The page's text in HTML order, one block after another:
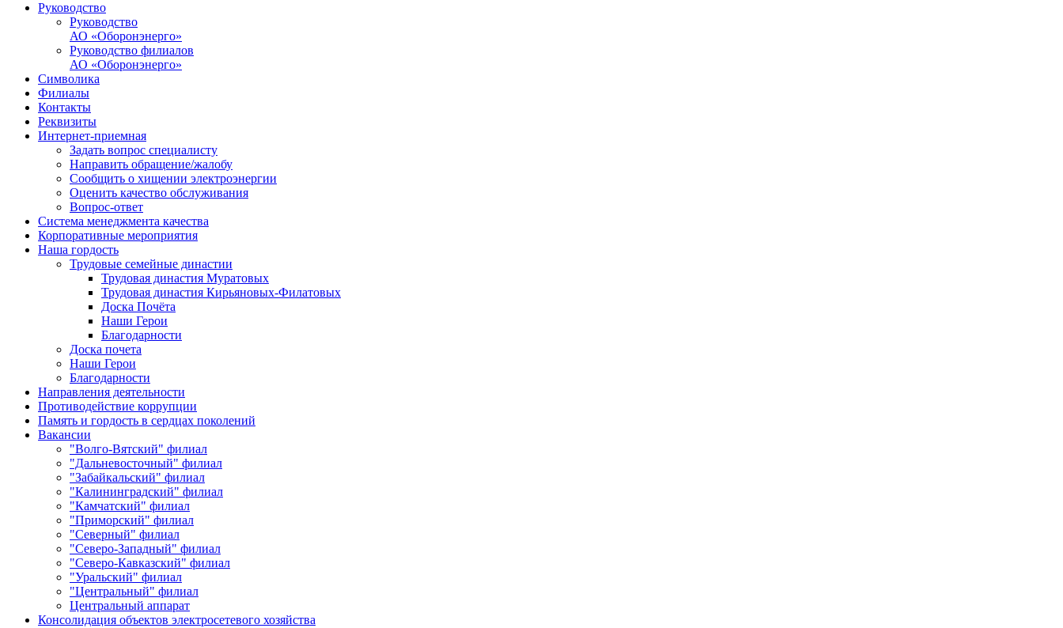
Руководство
Руководство
АО «Оборонэнерго»
Руководство филиалов
АО «Оборонэнерго»
Символика
Филиалы
Контакты
Реквизиты
Интернет-приемная
Задать вопрос специалисту
Направить обращение/жалобу
Сообщить о хищении электроэнергии
Оценить качество обслуживания
Вопрос-ответ
Система менеджмента качества
Корпоративные мероприятия
Наша гордость
Трудовые семейные династии
Трудовая династия Муратовых
Трудовая династия Кирьяновых-Филатовых
Доска Почёта
Наши Герои
Благодарности
Доска почета
Наши Герои
Благодарности
Направления деятельности
Противодействие коррупции
Память и гордость в сердцах поколений
Вакансии
"Волго-Вятский" филиал
"Дальневосточный" филиал
"Забайкальский" филиал
"Калининградский" филиал
"Камчатский" филиал
"Приморский" филиал
"Северный" филиал
"Северо-Западный" филиал
"Северо-Кавказский" филиал
"Уральский" филиал
"Центральный" филиал
Центральный аппарат
Консолидация объектов электросетевого хозяйства